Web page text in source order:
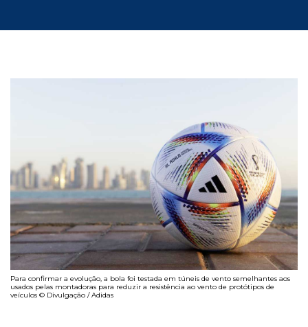
Para confirmar a evolução, a bola foi testada em túneis de vento semelhantes aos
usados pelas montadoras para reduzir a resistência ao vento de protótipos de
veículos © Divulgação / Adidas